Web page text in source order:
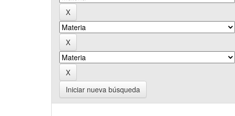
Iniciar nueva búsqueda